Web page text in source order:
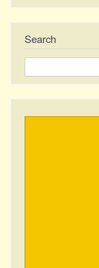
Search
Zoeken